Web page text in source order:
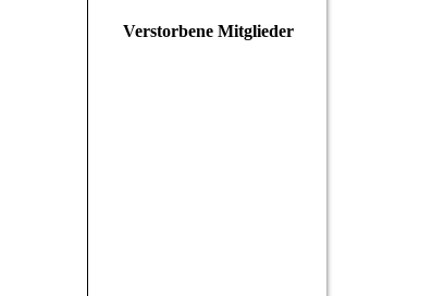
Verstorbene Mitglieder